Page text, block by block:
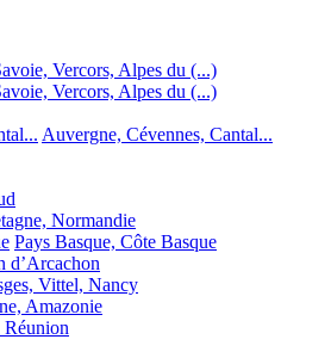
Vercors, Alpes du (...)
Vercors, Alpes du (...)
Auvergne, Cévennes, Cantal...
Normandie
Pays Basque, Côte Basque
d’Arcachon
Vittel, Nancy
Amazonie
Réunion